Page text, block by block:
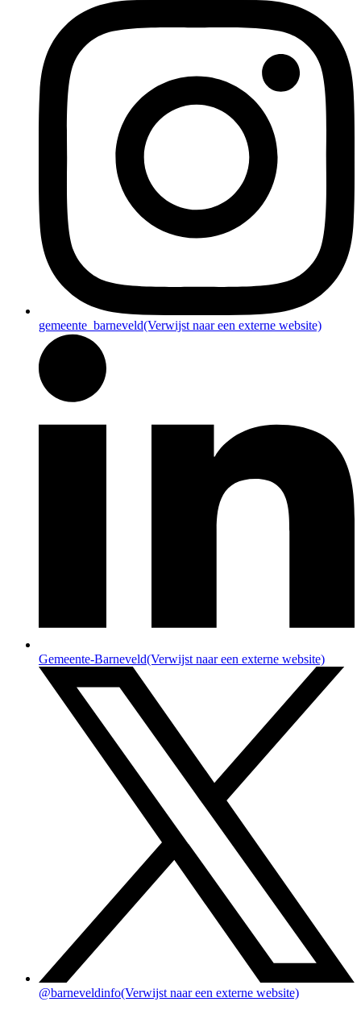
gemeente_barneveld(Verwijst naar een externe website)
Gemeente-Barneveld(Verwijst naar een externe website)
@barneveldinfo(Verwijst naar een externe website)